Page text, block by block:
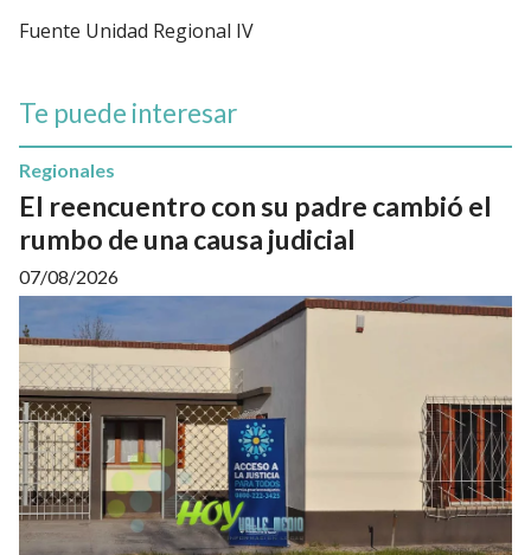
Fuente Unidad Regional IV
Te puede interesar
El reencuentro con su padre cambió el
rumbo de una causa judicial
Regionales
07/08/2026